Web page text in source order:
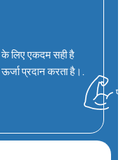
लिए एकदम सही है
प्रदान करता है।.